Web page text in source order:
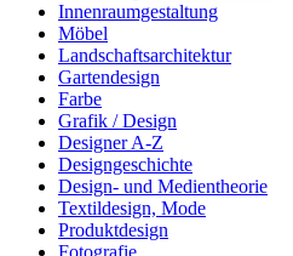
Innenraumgestaltung
Möbel
Landschaftsarchitektur
Gartendesign
Farbe
Grafik / Design
Designer A-Z
Designgeschichte
Design- und Medientheorie
Textildesign, Mode
Produktdesign
Fotografie